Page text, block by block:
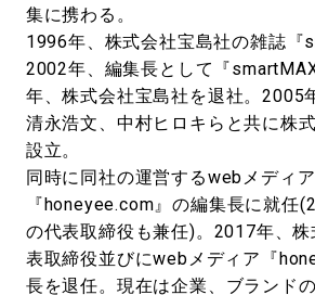
集に携わる。
1996年、株式会社宝島社の雑誌『
2002年、編集長として『
年、株式会社宝島社を退社。2005
清永浩文、中村ヒロキらと共に株
設立。
同時に同社の運営するwebメディア
『honeyee.com』の編集長に就任
の代表取締役も兼任)。2017年、
表取締役並びにwebメディア『
長を退任。現在は企業、ブランド